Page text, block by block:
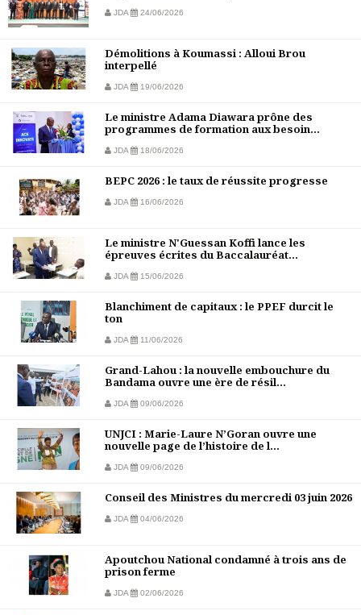
JDA 24/06/2026
Démolitions à Koumassi : Alloui Brou
interpellé
JDA 19/06/2026
Le ministre Adama Diawara prône des
programmes de formation aux besoin...
JDA 18/06/2026
BEPC 2026 : le taux de réussite progresse
JDA 16/06/2026
Le ministre N'Guessan Koffi lance les
épreuves écrites du Baccalauréat...
JDA 15/06/2026
Blanchiment de capitaux : le PPEF durcit le
ton
JDA 11/06/2026
Grand-Lahou : la nouvelle embouchure du
Bandama ouvre une ère de résil...
JDA 09/06/2026
UNJCI : Marie-Laure N’Goran ouvre une
nouvelle page de l’histoire de l...
JDA 09/06/2026
Conseil des Ministres du mercredi 03 juin 2026
JDA 04/06/2026
Apoutchou National condamné à trois ans de
prison ferme
JDA 02/06/2026